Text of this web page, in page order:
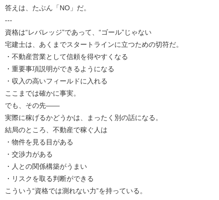
答えは、たぶん「NO」だ。
---
資格は“レバレッジ”であって、“ゴール”じゃない
宅建士は、あくまでスタートラインに立つための切符だ。
・不動産営業として信頼を得やすくなる
・重要事項説明ができるようになる
・収入の高いフィールドに入れる
ここまでは確かに事実。
でも、その先――
実際に稼げるかどうかは、まったく別の話になる。
結局のところ、不動産で稼ぐ人は
・物件を見る目がある
・交渉力がある
・人との関係構築がうまい
・リスクを取る判断ができる
こういう“資格では測れない力”を持っている。